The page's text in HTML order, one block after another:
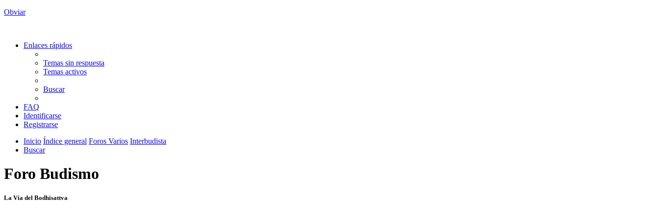
Obviar
Enlaces rápidos
Temas sin respuesta
Temas activos
Buscar
FAQ
Identificarse
Registrarse
Inicio Índice general Foros Varios Interbudista
Buscar
Foro Budismo
La Vía del Bodhisattva